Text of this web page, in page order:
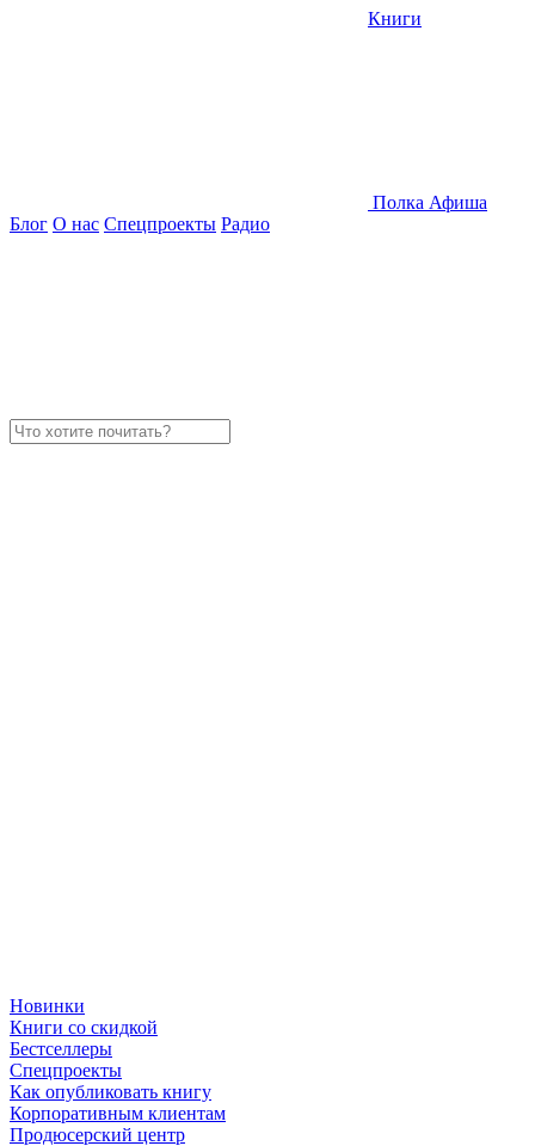
Книги
Полка Афиша
Блог О нас Спецпроекты Радио
Новинки
Книги со скидкой
Бестселлеры
Спецпроекты
Как опубликовать книгу
Корпоративным клиентам
Продюсерский центр